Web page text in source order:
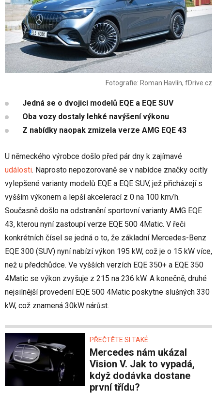
Fotografie: Roman Havlín, fDrive.cz
Jedná se o dvojici modelů EQE a EQE SUV
Oba vozy dostaly lehké navýšení výkonu
Z nabídky naopak zmizela verze AMG EQE 43
U německého výrobce došlo před pár dny k zajímavé
události. Naprosto nepozorovaně se v nabídce značky ocitly
vylepšené varianty modelů EQE a EQE SUV, jež přicházejí s
vyšším výkonem a lepší akcelerací z 0 na 100 km/h.
Současně došlo na odstranění sportovní varianty AMG EQE
43, kterou nyní zastoupí verze EQE 500 4Matic. V řeči
konkrétních čísel se jedná o to, že základní Mercedes-Benz
EQE 300 (SUV) nyní nabízí výkon 195 kW, což je o 15 kW více,
než u předchůdce. Ve vyšších verzích EQE 350+ a EQE 350
4Matic se výkon zvyšuje z 215 na 236 kW. A konečně, druhé
nejsilnější provedení EQE 500 4Matic poskytne slušných 330
kW, což znamená 30kW nárůst.
PŘEČTĚTE SI TAKÉ
Mercedes nám ukázal
Vision V. Jak to vypadá,
když dodávka dostane
první třídu?